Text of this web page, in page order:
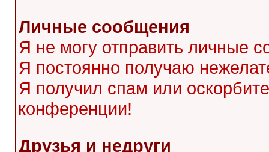
Личные сообщения
Я не могу отправить личные
Я постоянно получаю
Я получил спам или
конференции!
Друзья и недруги